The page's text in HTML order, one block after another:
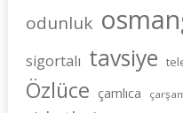
odunluk
sigortalı tavsiye
Özlüce çamlıca